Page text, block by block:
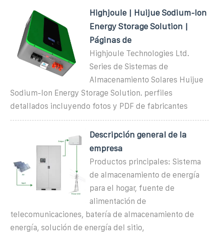
Highjoule | Huijue Sodium-Ion
Energy Storage Solution |
Páginas de
Highjoule Technologies Ltd.
Series de Sistemas de
Almacenamiento Solares Huijue
Sodium-Ion Energy Storage Solution. perfiles
detallados incluyendo fotos y PDF de fabricantes
Descripción general de la
empresa
Productos principales: Sistema
de almacenamiento de energía
para el hogar, fuente de
alimentación de
telecomunicaciones, batería de almacenamiento de
energía, solución de energía del sitio,